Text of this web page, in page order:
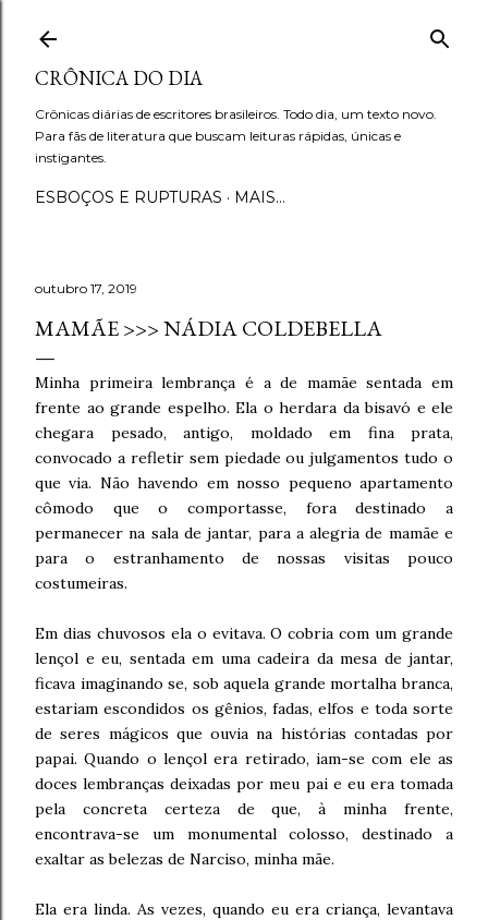
CRÔNICA DO DIA
Crônicas diárias de escritores brasileiros. Todo dia, um texto novo.
Para fãs de literatura que buscam leituras rápidas, únicas e
instigantes.
ESBOÇOS E RUPTURAS MAIS…
outubro 17, 2019
MAMÃE >>> NÁDIA COLDEBELLA
Minha primeira lembrança é a de mamãe sentada em
frente ao grande espelho. Ela o herdara da bisavó e ele
chegara pesado, antigo, moldado em fina prata,
convocado a refletir sem piedade ou julgamentos tudo o
que via. Não havendo em nosso pequeno apartamento
cômodo que o comportasse, fora destinado a
permanecer na sala de jantar, para a alegria de mamãe e
para o estranhamento de nossas visitas pouco
costumeiras.
Em dias chuvosos ela o evitava. O cobria com um grande
lençol e eu, sentada em uma cadeira da mesa de jantar,
ficava imaginando se, sob aquela grande mortalha branca,
estariam escondidos os gênios, fadas, elfos e toda sorte
de seres mágicos que ouvia na histórias contadas por
papai. Quando o lençol era retirado, iam-se com ele as
doces lembranças deixadas por meu pai e eu era tomada
pela concreta certeza de que, à minha frente,
encontrava-se um monumental colosso, destinado a
exaltar as belezas de Narciso, minha mãe.
Ela era linda. As vezes, quando eu era criança, levantava